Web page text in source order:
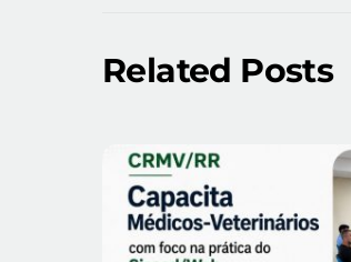
Related Posts